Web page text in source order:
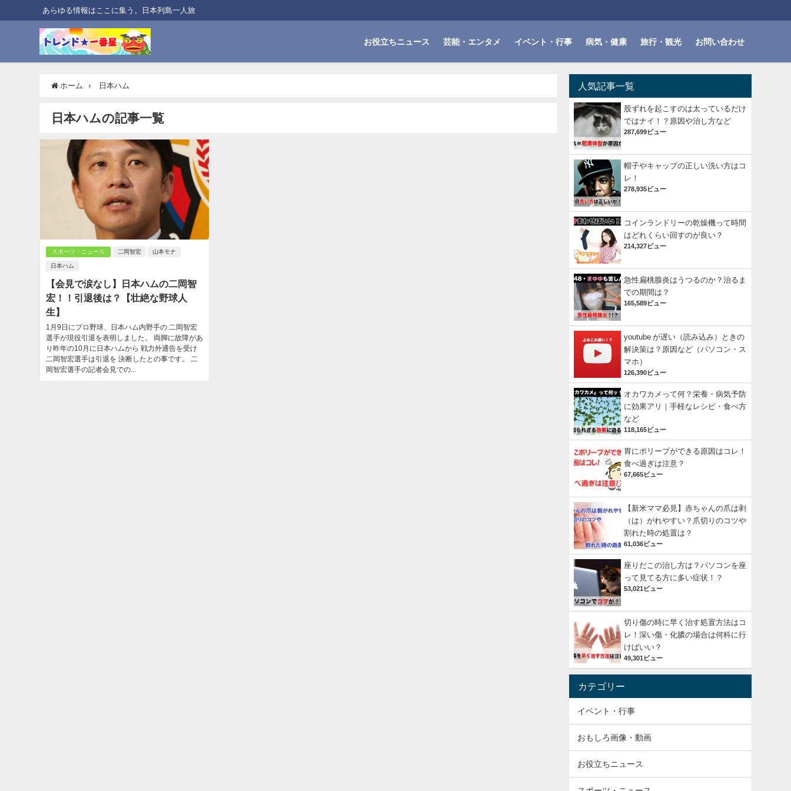
あらゆる情報はここに集う。日本列島一人旅
お役立ちニュース 芸能・エンタメ イベント・行事 病気・健康 旅行・観光 お問い合わせ
ホーム 日本ハム
日本ハムの記事一覧
スポーツ・ニュース 二岡智宏 山本モナ
日本ハム
【会見で涙なし】日本ハムの二岡智
宏！！引退後は？【壮絶な野球人
生】
1月9日にプロ野球、日本ハム内野手の 二岡智宏
選手が現役引退を表明しました。 両脚に故障があ
り昨年の10月に日本ハムから 戦力外通告を受け
二岡智宏選手は引退を 決断したとの事です。 二
岡智宏選手の記者会見での...
人気記事一覧
股ずれを起こすのは太っているだけ
ではナイ！？原因や治し方など
287,699ビュー
帽子やキャップの正しい洗い方はコ
レ！
278,935ビュー
コインランドリーの乾燥機って時間
はどれくらい回すのが良い？
214,327ビュー
急性扁桃腺炎はうつるのか？治るま
での期間は？
165,589ビュー
youtube が遅い（読み込み）ときの
解決策は？原因など（パソコン・ス
マホ）
126,390ビュー
オカワカメって何？栄養・病気予防
に効果アリ｜手軽なレシピ・食べ方
など
118,165ビュー
胃にポリープができる原因はコレ！
食べ過ぎは注意？
67,665ビュー
【新米ママ必見】赤ちゃんの爪は剥
（は）がれやすい？爪切りのコツや
割れた時の処置は？
61,036ビュー
座りだこの治し方は？パソコンを座
って見てる方に多い症状！？
53,021ビュー
切り傷の時に早く治す処置方法はコ
レ！深い傷・化膿の場合は何科に行
けばいい？
49,301ビュー
カテゴリー
イベント・行事
おもしろ画像・動画
お役立ちニュース